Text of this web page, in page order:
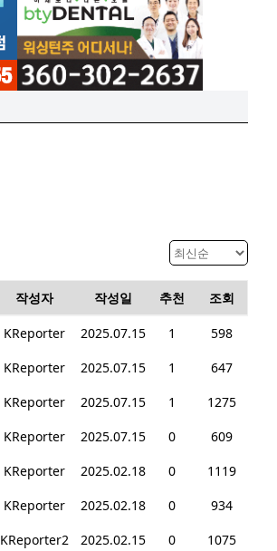
작성자 작성일 추천 조회
KReporter 2025.07.15 1
598
KReporter 2025.07.15 1
647
KReporter 2025.07.15 1
1275
KReporter 2025.07.15 0
609
KReporter 2025.02.18 0
1119
KReporter 2025.02.18 0
934
KReporter2 2025.02.15 0
1075